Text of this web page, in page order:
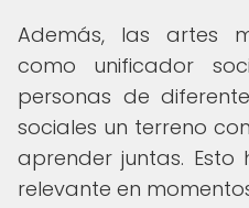
Además, las artes
como unificador
personas de
sociales un terreno
aprender juntas. Esto
relevante en